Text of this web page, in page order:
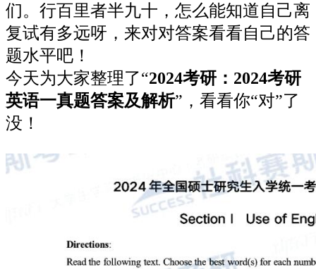
们。行百里者半九十，怎么能知道自己离
复试有多远呀，来对对答案看看自己的答
题水平吧！
今天为大家整理了“2024考研：2024考研
英语一真题答案及解析”，看看你“对”了
没！